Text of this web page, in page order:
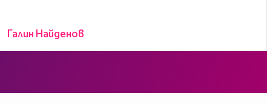
Галин Найденов